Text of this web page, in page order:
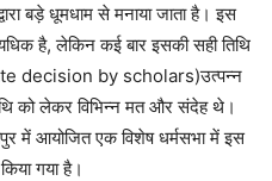
बड़े धूमधाम से मनाया जाता है। इस
है, लेकिन कई बार इसकी सही तिथि
decision by scholars)उत्पन्न
को लेकर विभिन्न मत और संदेह थे।
में आयोजित एक विशेष धर्मसभा में इस
गया है।